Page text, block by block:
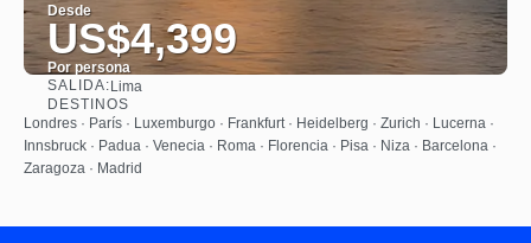
Desde
US$4,399
Por persona
SALIDA:Lima
DESTINOS
Londres · París · Luxemburgo · Frankfurt · Heidelberg · Zurich · Lucerna ·
Innsbruck · Padua · Venecia · Roma · Florencia · Pisa · Niza · Barcelona ·
Zaragoza · Madrid